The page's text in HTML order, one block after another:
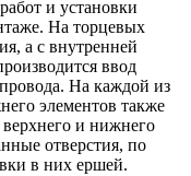
и установки
На торцевых
а с внутренней
ввод
На каждой из
элементов также
и нижнего
отверстия, по
в них ершей.